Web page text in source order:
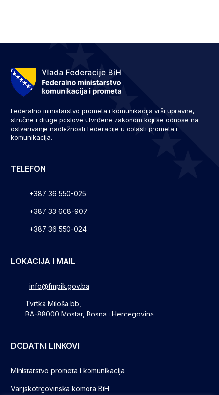
Federalno ministarstvo prometa i komunikacija vrši upravne,
stručne i druge poslove utvrđene zakonom koji se odnose na
ostvarivanje nadležnosti Federacije u oblasti prometa i
komunikacija.
TELEFON
+387 36 550-025
+387 33 668-907
+387 36 550-024
LOKACIJA I MAIL
info@fmpik.gov.ba
Tvrtka Miloša bb,
BA-88000 Mostar, Bosna i Hercegovina
DODATNI LINKOVI
Ministarstvo prometa i komunikacija
Vanjskotrgovinska komora BiH